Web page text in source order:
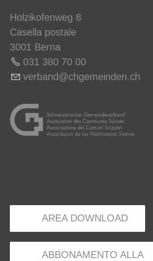
Holzikofenweg 8
Casella postale
3001 Berna
031 380 70 00
v rb nd chg m nd n ch
AREA DOWNLOAD
ABBONAMENTO ALLA